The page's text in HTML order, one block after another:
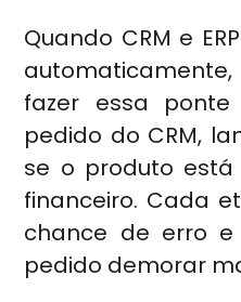
Quando CRM e
fazer essa
pedido do CRM,
se o produto está
financeiro. Cada
chance de erro
pedido demorar